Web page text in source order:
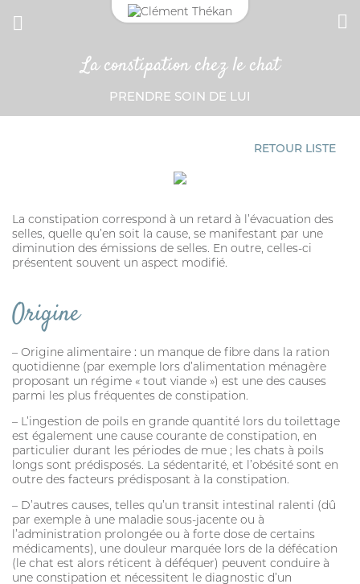
VERMIFUGE
ANTIPARASITAIRE EXTERNE
PURGE
DIGESTION
SOIN DE LA PEAU
ALLAITEMENT
HYGIÈNE DU PELAGE
STRESS ET COMPORTEMENT
La constipation chez le chat
PRENDRE SOIN DE LUI
RETOUR LISTE
La constipation correspond à un retard à l’évacuation des
selles, quelle qu’en soit la cause, se manifestant par une
diminution des émissions de selles. En outre, celles-ci
présentent souvent un aspect modifié.
Origine
– Origine alimentaire : un manque de fibre dans la ration
quotidienne (par exemple lors d’alimentation ménagère
proposant un régime « tout viande ») est une des causes
parmi les plus fréquentes de constipation.
– L’ingestion de poils en grande quantité lors du toilettage
est également une cause courante de constipation, en
particulier durant les périodes de mue ; les chats à poils
longs sont prédisposés. La sédentarité, et l’obésité sont en
outre des facteurs prédisposant à la constipation.
– D’autres causes, telles qu’un transit intestinal ralenti (dû
par exemple à une maladie sous-jacente ou à
l’administration prolongée ou à forte dose de certains
médicaments), une douleur marquée lors de la défécation
(le chat est alors réticent à déféquer) peuvent conduire à
une constipation et nécessitent le diagnostic d’un
CONNEXION
Mot passe oublié?
SE CONNECTER